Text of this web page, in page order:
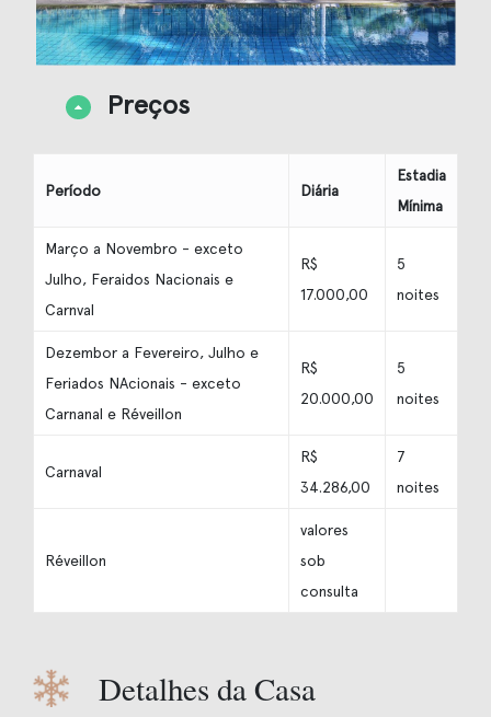
Preços
Período Diária
Estadia
Mínima
Março a Novembro - exceto
Julho, Feraidos Nacionais e
Carnval
R$
17.000,00
5
noites
Dezembor a Fevereiro, Julho e
Feriados NAcionais - exceto
Carnanal e Réveillon
R$
20.000,00
5
noites
Carnaval
R$
34.286,00
7
noites
Réveillon
valores
sob
consulta
Detalhes da Casa